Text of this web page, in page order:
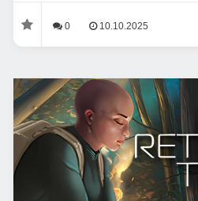
0 10.10.2025